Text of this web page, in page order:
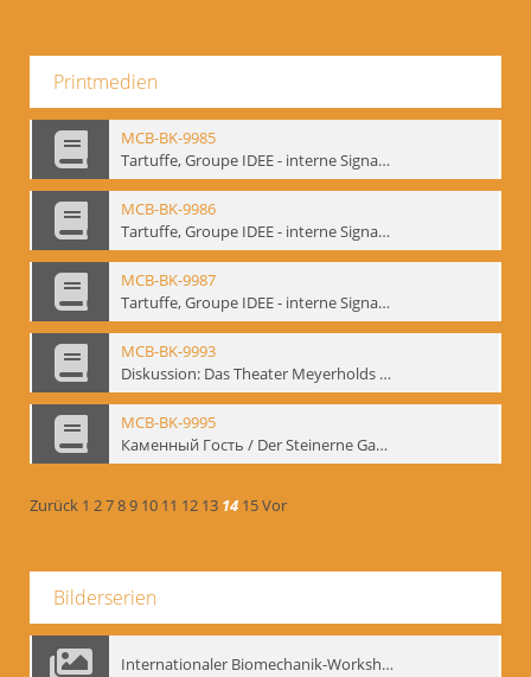
Printmedien
MCB-BK-9985
Tartuffe, Groupe IDEE - interne Signatur: BM-prt-192
MCB-BK-9986
Tartuffe, Groupe IDEE - interne Signatur: BM-prt-193
MCB-BK-9987
Tartuffe, Groupe IDEE - interne Signatur: BM-prt-194
MCB-BK-9993
Diskussion: Das Theater Meyerholds und die Biomechanik, 18.09.1995 - interne Signatur: BM-prt-200
MCB-BK-9995
Каменный Гость / Der Steinerne Gast - interne Signatur: BM-prt-202
Zurück 1 2789 10 11 12 13 14 15Vor
Bilderserien
Internationaler Biomechanik-Workshop, Moskau 1993